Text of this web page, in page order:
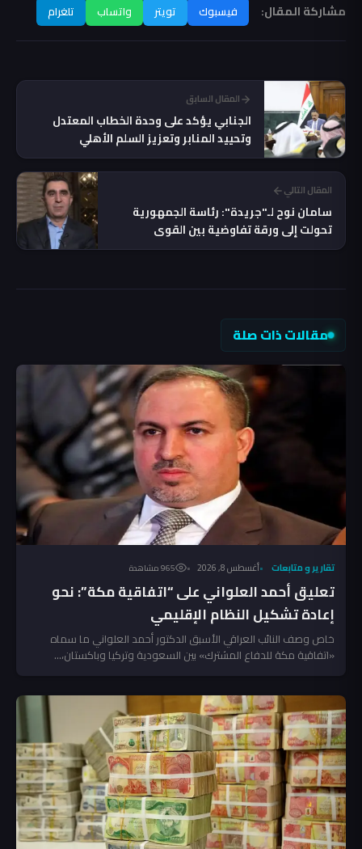
مشاركة المقال: فيسبوك تويتر واتساب تلغرام
المقال السابق
الجنابي يؤكد على وحدة الخطاب المعتدل
وتحييد المنابر وتعزيز السلم الأهلي
المقال التالي
سامان نوح لـ"جريدة": رئاسة الجمهورية
تحولت إلى ورقة تفاوضية بين القوى
السياسية
مقالات ذات صلة
تقارير و متابعات أغسطس 8, 2026 965 مشاهدة
تعليق أحمد العلواني على “اتفاقية مكة”: نحو
إعادة تشكيل النظام الإقليمي
خاص وصف النائب العراقي الأسبق الدكتور أحمد العلواني ما سماه
«اتفاقية مكة للدفاع المشترك» بين السعودية وتركيا وباكستان،...